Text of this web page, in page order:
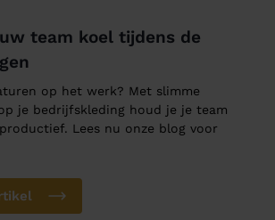
team koel tijdens de
op het werk? Met slimme
je bedrijfskleding houd je je team
Lees nu onze blog voor